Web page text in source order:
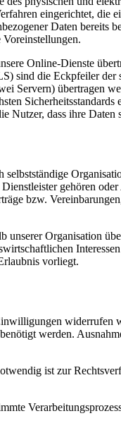
eingerichtet, die
Daten
Online-Dienste
sind die Eckpfeiler der
Servern) übertragen
Sicherheitsstandards
dass ihre Daten
gehören
bzw.
unserer Organisation
vorliegt.
widerrufen
werden.
ist zur